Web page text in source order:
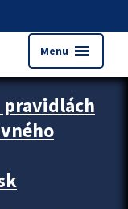
Menu menu
pravidlách